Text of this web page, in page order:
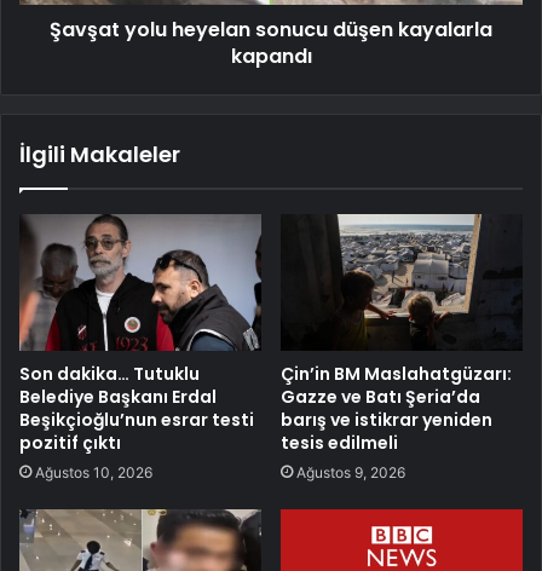
Şavşat yolu heyelan sonucu düşen kayalarla
kapandı
İlgili Makaleler
Son dakika… Tutuklu
Belediye Başkanı Erdal
Beşikçioğlu’nun esrar testi
pozitif çıktı
Ağustos 10, 2026
Çin’in BM Maslahatgüzarı:
Gazze ve Batı Şeria’da
barış ve istikrar yeniden
tesis edilmeli
Ağustos 9, 2026